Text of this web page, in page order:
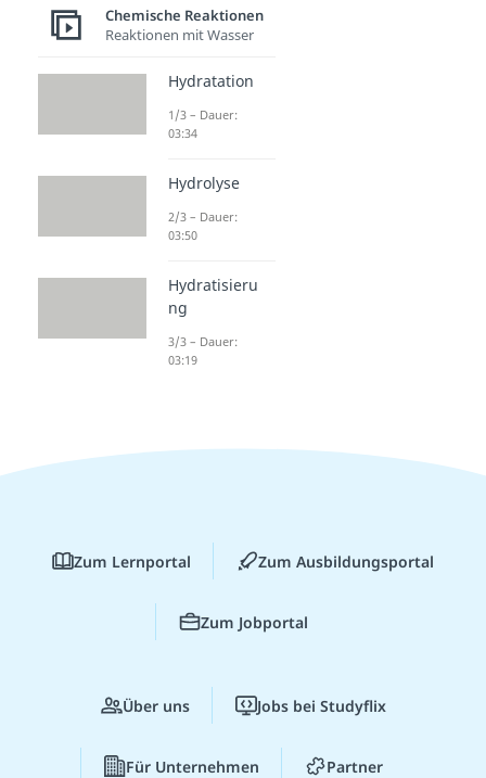
Chemische Reaktionen
Reaktionen mit Wasser
Hydratation
1/3 – Dauer:
03:34
Hydrolyse
2/3 – Dauer:
03:50
Hydratisieru
ng
3/3 – Dauer:
03:19
Zum Lernportal Zum Ausbildungsportal
Zum Jobportal
Über uns Jobs bei Studyflix
Für Unternehmen Partner